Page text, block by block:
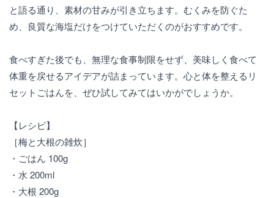
と語る通り、素材の甘みが引き立ちます。むくみを防ぐた
め、良質な海塩だけをつけていただくのがおすすめです。
食べすぎた後でも、無理な食事制限をせず、美味しく食べて
体重を戻せるアイデアが詰まっています。心と体を整えるリ
セットごはんを、ぜひ試してみてはいかがでしょうか。
【レシピ】
［梅と大根の雑炊］
・ごはん 100g
・水 200ml
・大根 200g